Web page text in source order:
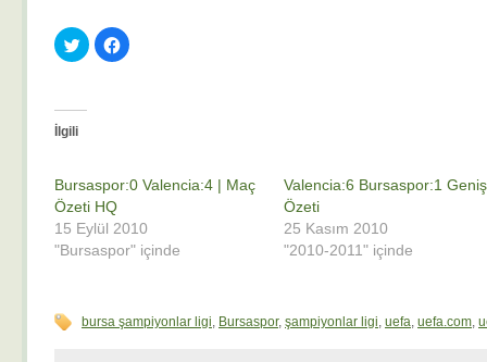
Twitter
üzerinde
paylaşmak
(Yeni
Facebook'ta
paylaşmak
İlgili
Bursaspor:0 Valencia:4 | Maç
Özeti HQ
15 Eylül 2010
"Bursaspor" içinde
Valencia:6 Bursaspor:1 Geniş
Özeti
25 Kasım 2010
"2010-2011" içinde
bursa şampiyonlar ligi, Bursaspor, şampiyonlar ligi, uefa, uefa.com,